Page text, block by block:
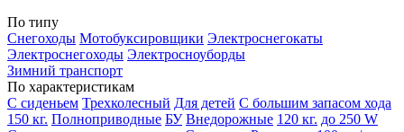
По типу
Снегоходы Мотобуксировщики Электроснегокаты
Электроснегоходы Электросноуборды
Зимний транспорт
По характеристикам
С сиденьем Трехколесный Для детей С большим запасом хода
150 кг. Полноприводные БУ Внедорожные 120 кг. до 250 W